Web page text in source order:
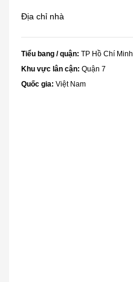
Địa chỉ nhà
Tiểu bang / quận: TP Hồ Chí Minh
Khu vực lân cận: Quận 7
Quốc gia: Việt Nam